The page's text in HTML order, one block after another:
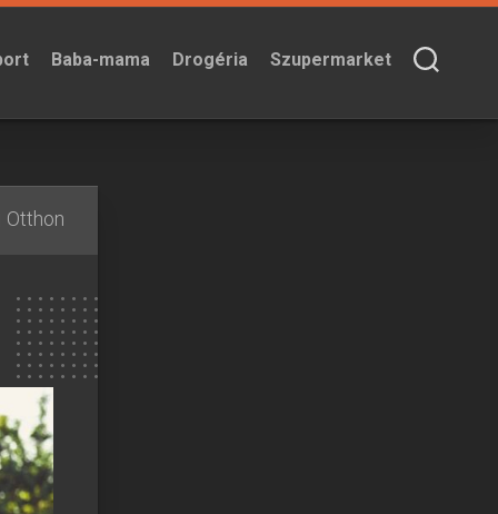
Baba-mama Drogéria Szupermarket
Otthon